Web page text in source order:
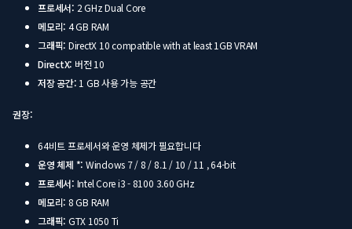
프로세서: 2 GHz Dual Core
메모리: 4 GB RAM
그래픽: DirectX 10 compatible with at least 1GB VRAM
DirectX: 버전 10
저장 공간: 1 GB 사용 가능 공간
권장:
64비트 프로세서와 운영 체제가 필요합니다
운영 체제 *: Windows 7 / 8 / 8.1 / 10 / 11 , 64-bit
프로세서: Intel Core i3 - 8100 3.60 GHz
메모리: 8 GB RAM
그래픽: GTX 1050 Ti